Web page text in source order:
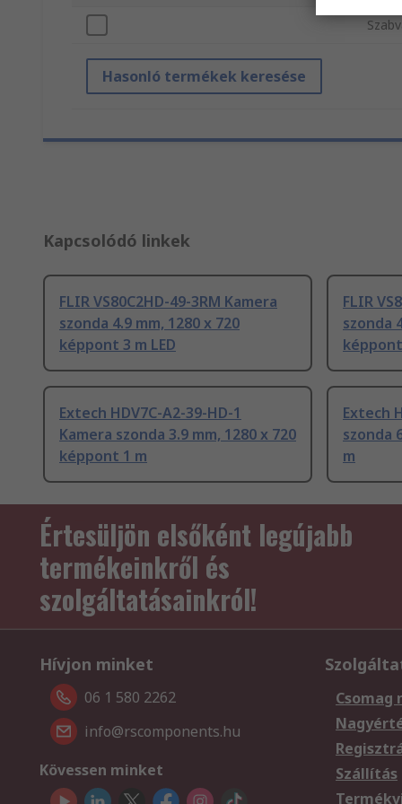
Hasonló termékek keresése
Kapcsolódó linkek
FLIR VS80C2HD-49-3RM Kamera
szonda 4.9 mm, 1280 x 720
képpont 3 m LED
FLIR
szonda
Extech HDV7C-A2-39-HD-1
Kamera szonda 3.9 mm, 1280 x 720
képpont 1 m
Extech
szonda
m
Értesüljön elsőként legújabb
termékeinkről és
szolgáltatásainkról!
Hívjon minket
06 1 580 2262
info@rscomponents.hu
Kövessen minket
Csomag
Szállítás